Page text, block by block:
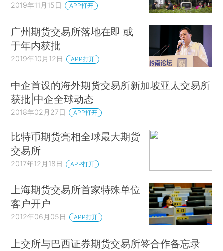
2019年11月15日 APP打开
广州期货交易所落地在即 或
于年内获批
2019年10月12日 APP打开
中企首设的海外期货交易所新加坡亚太交易所
获批|中企全球动态
2018年02月27日 APP打开
比特币期货亮相全球最大期货
交易所
2017年12月18日 APP打开
上海期货交易所首家特殊单位
客户开户
2012年06月05日 APP打开
上交所与巴西证券期货交易所签合作备忘录